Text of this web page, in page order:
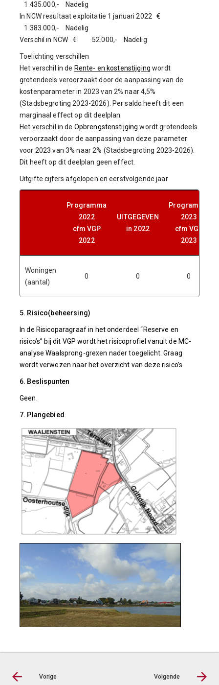
1.435.000,- Nadelig
In NCW resultaat exploitatie 1 januari 2022 €
1.383.000,- Nadelig
Verschil in NCW € 52.000,- Nadelig
Toelichting verschillen
Het verschil in de Rente- en kostenstijging wordt
grotendeels veroorzaakt door de aanpassing van de
kostenparameter in 2023 van 2% naar 4,5%
(Stadsbegroting 2023-2026). Per saldo heeft dit een
marginaal effect op dit deelplan.
Het verschil in de Opbrengstenstijging wordt grotendeels
veroorzaakt door de aanpassing van deze parameter
voor 2023 van 3% naar 2% (Stadsbegroting 2023-2026).
Dit heeft op dit deelplan geen effect.
Uitgifte cijfers afgelopen en eerstvolgende jaar
Programma
2022
cfm VGP
2022
UITGEGEVEN
in 2022
Programma
2023
cfm VGP
2023
Woningen
(aantal)
0 0 0
5. Risico(beheersing)
In de Risicoparagraaf in het onderdeel “Reserve en
risico’s” bij dit VGP wordt het risicoprofiel vanuit de MC-
analyse Waalsprong-grexen nader toegelicht. Graag
wordt verwezen naar het overzicht van deze risico’s.
6. Beslispunten
Geen.
7. Plangebied
Vorige Volgende